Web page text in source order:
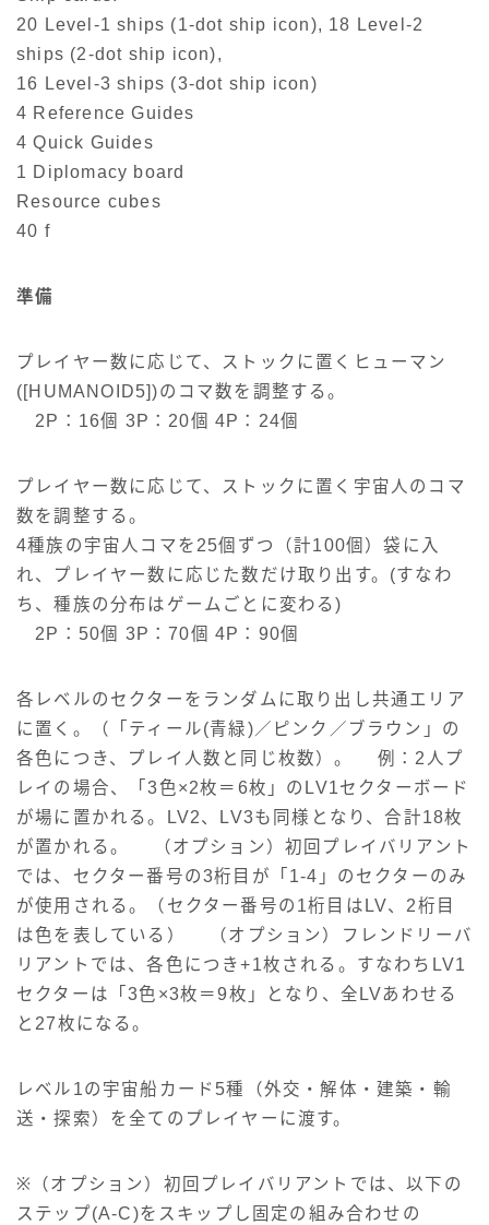
20 Level-1 ships (1-dot ship icon), 18 Level-2
ships (2-dot ship icon),
16 Level-3 ships (3-dot ship icon)
4 Reference Guides
4 Quick Guides
1 Diplomacy board
Resource cubes
40 f
準備
プレイヤー数に応じて、ストックに置くヒューマン
([HUMANOID5])のコマ数を調整する。
2P：16個 3P：20個 4P：24個
プレイヤー数に応じて、ストックに置く宇宙人のコマ
数を調整する。
4種族の宇宙人コマを25個ずつ（計100個）袋に入
れ、プレイヤー数に応じた数だけ取り出す。(すなわ
ち、種族の分布はゲームごとに変わる)
2P：50個 3P：70個 4P：90個
各レベルのセクターをランダムに取り出し共通エリア
に置く。（「ティール(青緑)／ピンク／ブラウン」の
各色につき、プレイ人数と同じ枚数）。 例：2人プ
レイの場合、「3色×2枚＝6枚」のLV1セクターボード
が場に置かれる。LV2、LV3も同様となり、合計18枚
が置かれる。 （オプション）初回プレイバリアント
では、セクター番号の3桁目が「1-4」のセクターのみ
が使用される。（セクター番号の1桁目はLV、2桁目
は色を表している） （オプション）フレンドリーバ
リアントでは、各色につき+1枚される。すなわちLV1
セクターは「3色×3枚＝9枚」となり、全LVあわせる
と27枚になる。
レベル1の宇宙船カード5種（外交・解体・建築・輸
送・探索）を全てのプレイヤーに渡す。
※（オプション）初回プレイバリアントでは、以下の
ステップ(A-C)をスキップし固定の組み合わせの